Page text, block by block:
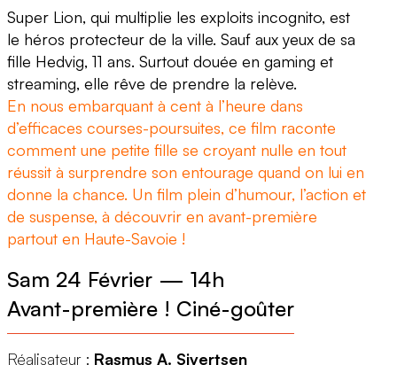
Super Lion, qui multiplie les exploits incognito, est
le héros protecteur de la ville. Sauf aux yeux de sa
fille Hedvig, 11 ans. Surtout douée en gaming et
streaming, elle rêve de prendre la relève.
En nous embarquant à cent à l’heure dans
d’efficaces courses-poursuites, ce film raconte
comment une petite fille se croyant nulle en tout
réussit à surprendre son entourage quand on lui en
donne la chance. Un film plein d’humour, l’action et
de suspense, à découvrir en avant-première
partout en Haute-Savoie !
Sam 24 Février — 14h
Avant-première ! Ciné-goûter
Réalisateur : Rasmus A. Sivertsen